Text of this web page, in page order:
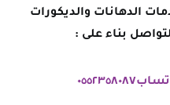
الدهانات والديكورات
بناء على :